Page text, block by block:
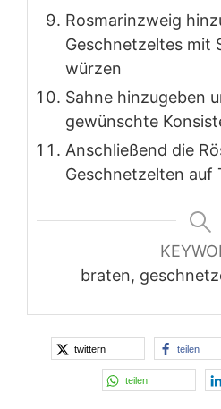
Rosmarinzweig
Geschnetzeltes mit
würzen
Sahne hinzugeben
gewünschte
Anschließend die
Geschnetzelten auf
braten,
twittern teilen
teilen